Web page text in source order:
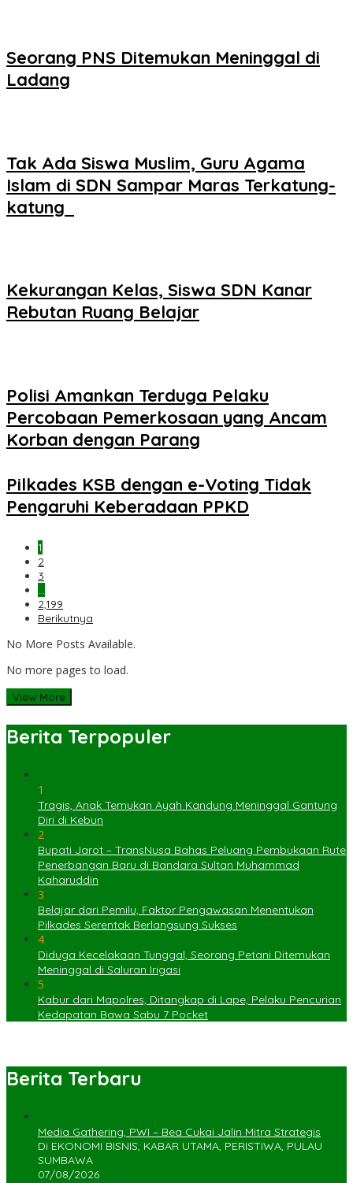
Seorang PNS Ditemukan Meninggal di
Ladang
Tak Ada Siswa Muslim, Guru Agama
Islam di SDN Sampar Maras Terkatung-
katung ‎
Kekurangan Kelas, Siswa SDN Kanar
Rebutan Ruang Belajar
Polisi Amankan Terduga Pelaku
Percobaan Pemerkosaan yang Ancam
Korban dengan Parang
Pilkades KSB dengan e-Voting Tidak
Pengaruhi Keberadaan PPKD
1
2
3
…
2,199
Berikutnya
No More Posts Available.
No more pages to load.
View More
Berita Terpopuler
1
Tragis, Anak Temukan Ayah Kandung Meninggal Gantung
Diri di Kebun
2
Bupati Jarot – TransNusa Bahas Peluang Pembukaan Rute
Penerbangan Baru di Bandara Sultan Muhammad
Kaharuddin
3
Belajar dari Pemilu, Faktor Pengawasan Menentukan
Pilkades Serentak Berlangsung Sukses
4
Diduga Kecelakaan Tunggal, Seorang Petani Ditemukan
Meninggal di Saluran Irigasi
5
Kabur dari Mapolres, Ditangkap di Lape, Pelaku Pencurian
Kedapatan Bawa Sabu 7 Pocket
Berita Terbaru
Media Gathering, PWI – Bea Cukai Jalin Mitra Strategis
Di EKONOMI BISNIS, KABAR UTAMA, PERISTIWA, PULAU
SUMBAWA
07/08/2026